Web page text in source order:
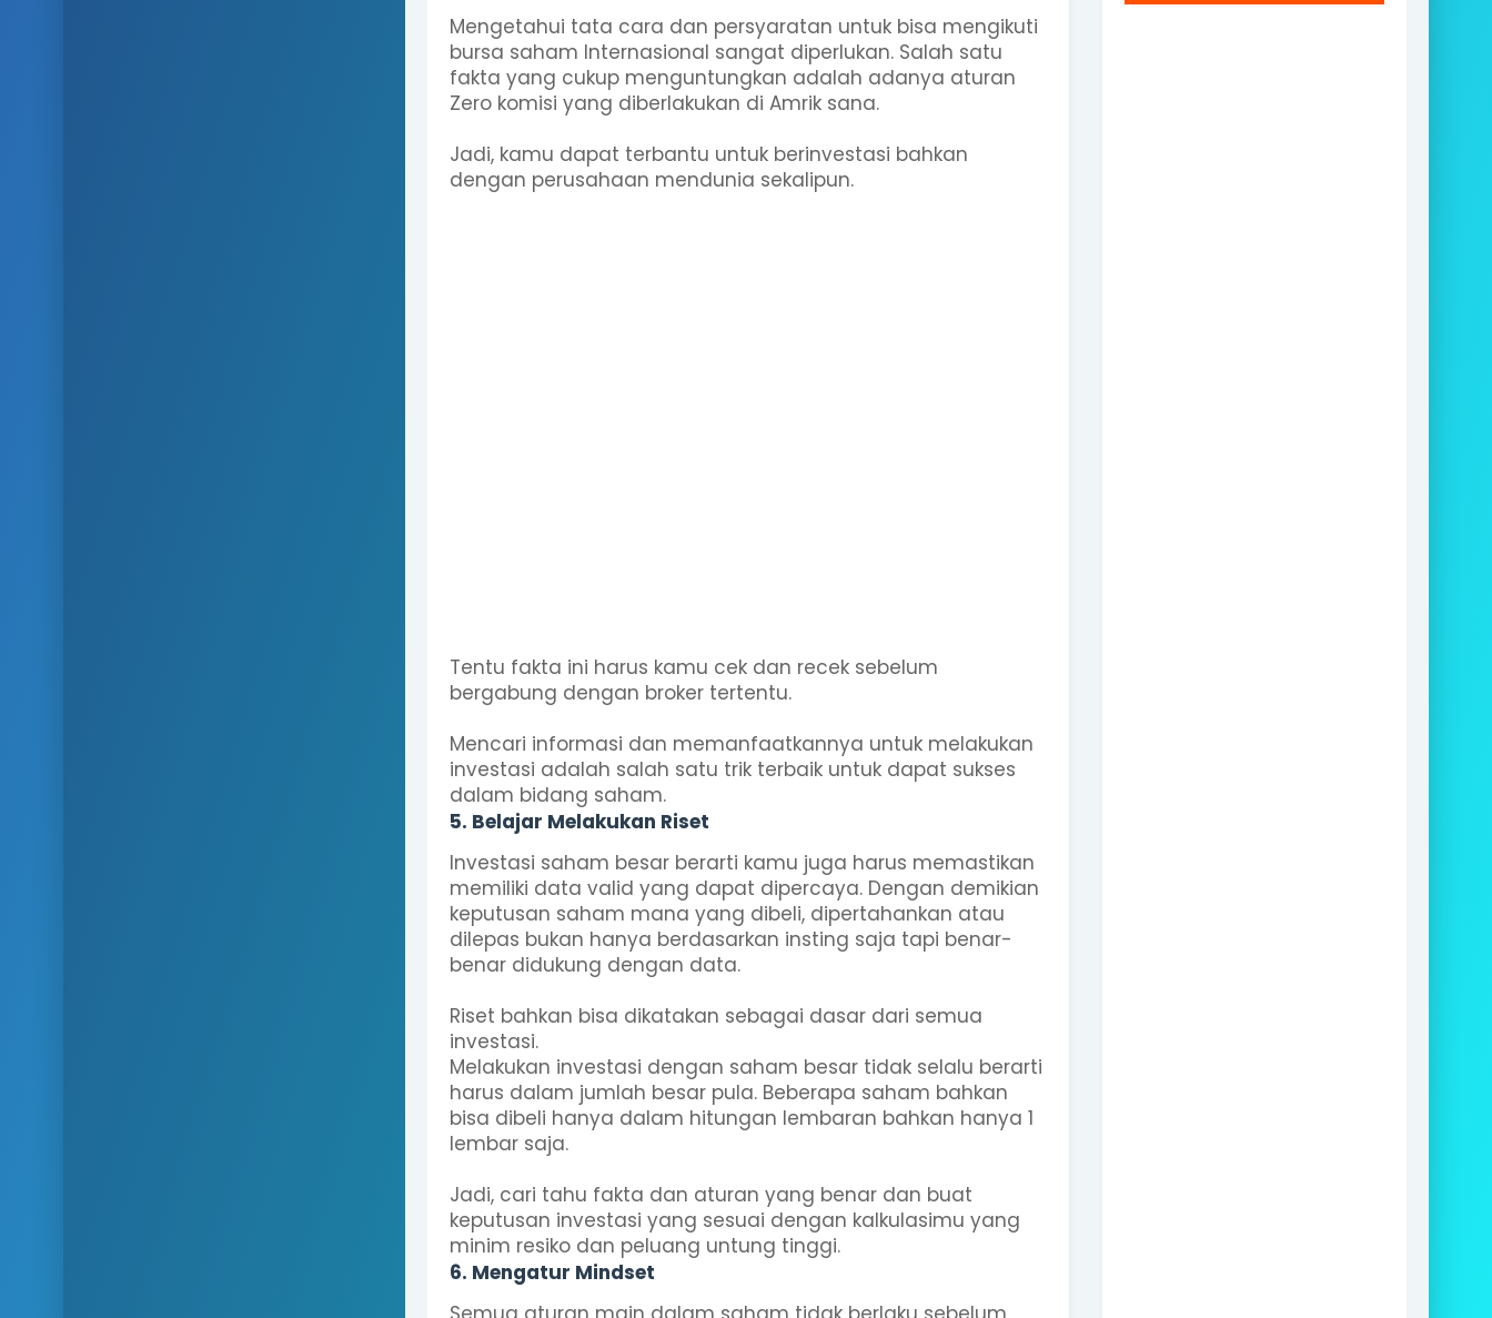
Mengetahui tata cara dan persyaratan untuk bisa mengikuti
bursa saham Internasional sangat diperlukan. Salah satu
fakta yang cukup menguntungkan adalah adanya aturan
Zero komisi yang diberlakukan di Amrik sana.
Jadi, kamu dapat terbantu untuk berinvestasi bahkan
dengan perusahaan mendunia sekalipun.
Tentu fakta ini harus kamu cek dan recek sebelum
bergabung dengan broker tertentu.
Mencari informasi dan memanfaatkannya untuk melakukan
investasi adalah salah satu trik terbaik untuk dapat sukses
dalam bidang saham.
5. Belajar Melakukan Riset
Investasi saham besar berarti kamu juga harus memastikan
memiliki data valid yang dapat dipercaya. Dengan demikian
keputusan saham mana yang dibeli, dipertahankan atau
dilepas bukan hanya berdasarkan insting saja tapi benar-
benar didukung dengan data.
Riset bahkan bisa dikatakan sebagai dasar dari semua
investasi.
Melakukan investasi dengan saham besar tidak selalu berarti
harus dalam jumlah besar pula. Beberapa saham bahkan
bisa dibeli hanya dalam hitungan lembaran bahkan hanya 1
lembar saja.
Jadi, cari tahu fakta dan aturan yang benar dan buat
keputusan investasi yang sesuai dengan kalkulasimu yang
minim resiko dan peluang untung tinggi.
6. Mengatur Mindset